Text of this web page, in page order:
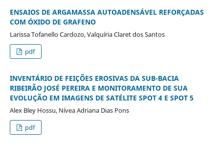
ENSAIOS DE ARGAMASSA AUTOADENSÁVEL REFORÇADAS
COM ÓXIDO DE GRAFENO
Larissa Tofanello Cardozo, Valquíria Claret dos Santos
pdf
INVENTÁRIO DE FEIÇÕES EROSIVAS DA SUB-BACIA
RIBEIRÃO JOSÉ PEREIRA E MONITORAMENTO DE SUA
EVOLUÇÃO EM IMAGENS DE SATÉLITE SPOT 4 E SPOT 5
Alex Bley Hossu, Nívea Adriana Dias Pons
pdf